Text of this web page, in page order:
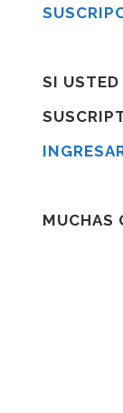
SI USTED
MUCHAS